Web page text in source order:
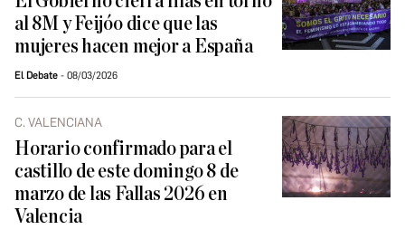
al 8M y Feijóo dice que las
mujeres hacen mejor a España
El Debate 08/03/2026
C. VALENCIANA
Horario confirmado para el
castillo de este domingo 8 de
marzo de las Fallas 2026 en
Valencia